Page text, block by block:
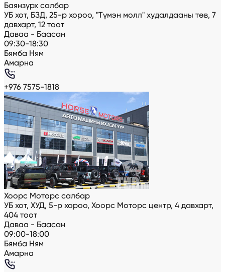
Баянзүрх салбар
УБ хот, БЗД, 25-р хороо, "Түмэн молл" худалдааны төв, 7
давхарт, 12 тоот
Даваа - Баасан
09:30-18:30
Бямба Ням
Амарна
+976 7575-1818
Хоорс Моторс салбар
УБ хот, ХУД, 5-р хороо, Хоорс Моторс центр, 4 давхарт,
404 тоот
Даваа - Баасан
09:00-18:00
Бямба Ням
Амарна